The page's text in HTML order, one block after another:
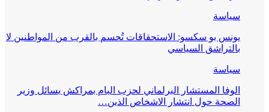
سياسة
يونس بو سكسو: الاستحقاقات تُحسم بالقرب من المواطنين لا
بالتراشق السياسي
سياسة
الوفا المستشار البرلماني لحزب البام بمراكش يسائل وزير
الصحة حول انتشار الاشخاص الذين…